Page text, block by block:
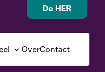
OverContact
De HER